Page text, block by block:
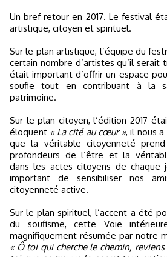
Un bref retour en 2017. Le festival
artistique, citoyen et spirituel.
Sur le plan artistique, l’équipe du
certain nombre d’artistes qu’il serait
était important d’offrir un espace
soufie tout en contribuant à la
patrimoine.
Sur le plan citoyen, l’édition 2017
éloquent « La cité au cœur », il nous
que la véritable citoyenneté
profondeurs de l’être et la
dans les actes citoyens de
important de sensibiliser nos
citoyenneté active.
Sur le plan spirituel, l’accent a été
du soufisme, cette Voie
magnifiquement résumée par notre
« Ô toi qui cherche le chemin, reviens